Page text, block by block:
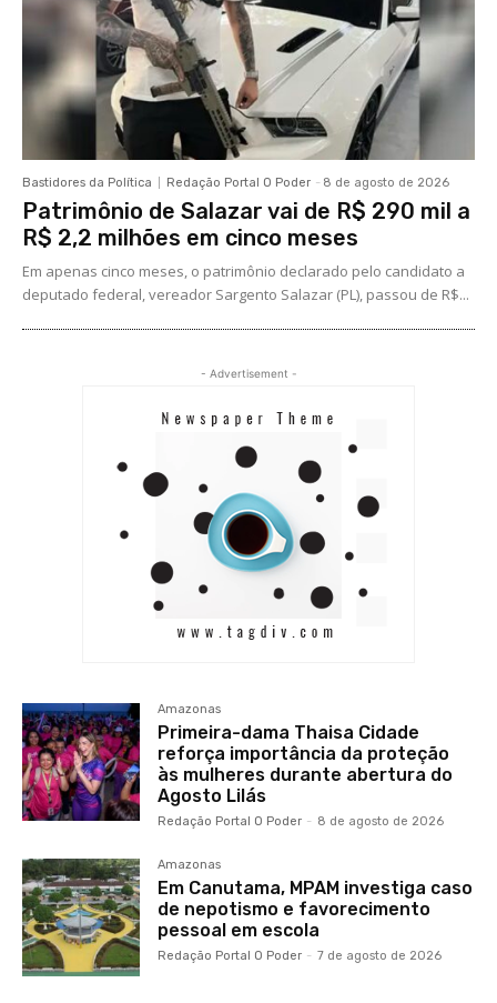
Bastidores da Política Redação Portal O Poder - 8 de agosto de 2026
Patrimônio de Salazar vai de R$ 290 mil a
R$ 2,2 milhões em cinco meses
Em apenas cinco meses, o patrimônio declarado pelo candidato a
deputado federal, vereador Sargento Salazar (PL), passou de R$...
- Advertisement -
Amazonas
Primeira-dama Thaisa Cidade
reforça importância da proteção
às mulheres durante abertura do
Agosto Lilás
Redação Portal O Poder - 8 de agosto de 2026
Amazonas
Em Canutama, MPAM investiga caso
de nepotismo e favorecimento
pessoal em escola
Redação Portal O Poder - 7 de agosto de 2026